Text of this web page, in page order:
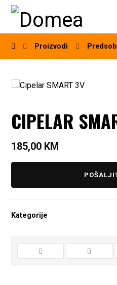
Proizvodi
CIPELAR
185,00 KM
Kategorije